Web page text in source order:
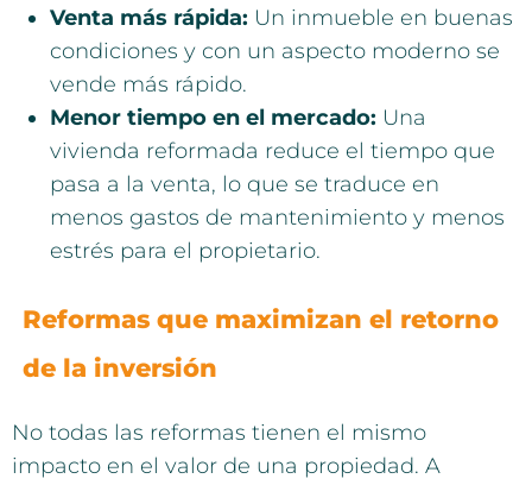
Venta más rápida: Un inmueble en buenas
condiciones y con un aspecto moderno se
vende más rápido.
Menor tiempo en el mercado: Una
vivienda reformada reduce el tiempo que
pasa a la venta, lo que se traduce en
menos gastos de mantenimiento y menos
estrés para el propietario.
Reformas que maximizan el retorno
de la inversión
No todas las reformas tienen el mismo
impacto en el valor de una propiedad. A